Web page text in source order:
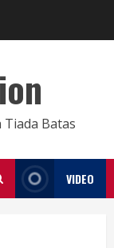
Batas
VIDEO